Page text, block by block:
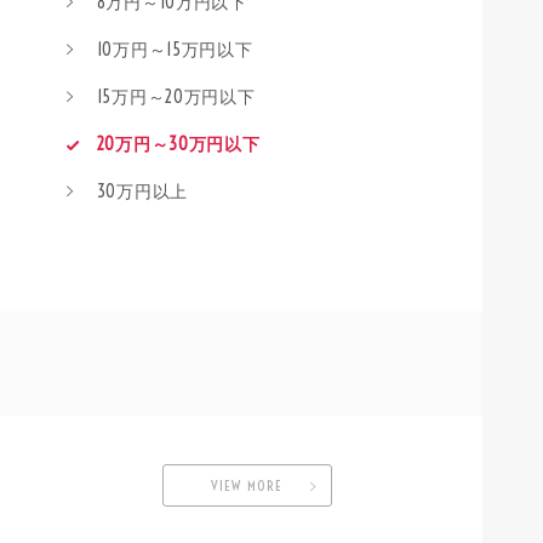
10万円～15万円以下
15万円～20万円以下
20万円～30万円以下
30万円以上
VIEW MORE